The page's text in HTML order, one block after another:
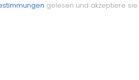
gelesen und akzeptiere sie.